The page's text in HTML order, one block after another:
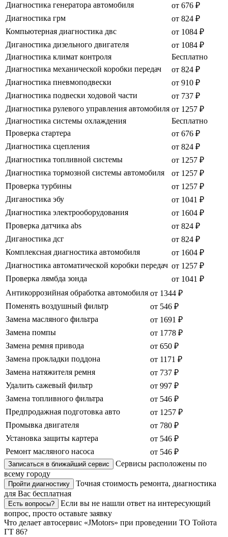
Диагностика генератора автомобиля
от 676 ₽
Диагностика грм
от 824 ₽
Компьютерная диагностика двс
от 1084 ₽
Диганостика дизельного двигателя
от 1084 ₽
Диагностика климат контроля
Бесплатно
Диагностика механической коробки передач
от 824 ₽
Диагностика пневмоподвески
от 910 ₽
Диагностика подвески ходовой части
от 737 ₽
Диагностика рулевого управления автомобиля от 1257 ₽
Диагностика системы охлаждения
Бесплатно
Проверка стартера
от 676 ₽
Диагностика сцепления
от 824 ₽
Диагностика топливной системы
от 1257 ₽
Диагностика тормозной системы автомобиля
от 1257 ₽
Проверка турбины
от 1257 ₽
Диганостика эбу
от 1041 ₽
Диагностика электрооборудования
от 1604 ₽
Проверка датчика abs
от 824 ₽
Диганостика дсг
от 824 ₽
Комплексная диагностика автомобиля
от 1604 ₽
Диагностика автоматической коробки передач от 1257 ₽
Проверка лямбда зонда
от 1041 ₽
Антикоррозийная обработка автомобиля от 1344 ₽
Поменять воздушный фильтр
от 546 ₽
Замена масляного фильтра
от 1691 ₽
Замена помпы
от 1778 ₽
Замена ремня привода
от 650 ₽
Замена прокладки поддона
от 1171 ₽
Замена натяжителя ремня
от 737 ₽
Удалить сажевый фильтр
от 997 ₽
Замена топливного фильтра
от 546 ₽
Предпродажная подготовка авто
от 1257 ₽
Промывка двигателя
от 780 ₽
Установка защиты картера
от 546 ₽
Ремонт масляного насоса
от 546 ₽
Записаться в ближайший сервис
Сервисы расположены по
всему городу
Пройти диагностику
Точная стоимость ремонта, диагностика
для Вас бесплатная
Есть вопросы?
Если вы не нашли ответ на интересующий
вопрос, просто оставьте заявку
Что делает автосервис «JMotors» при проведении ТО Тойота
ГТ 86?